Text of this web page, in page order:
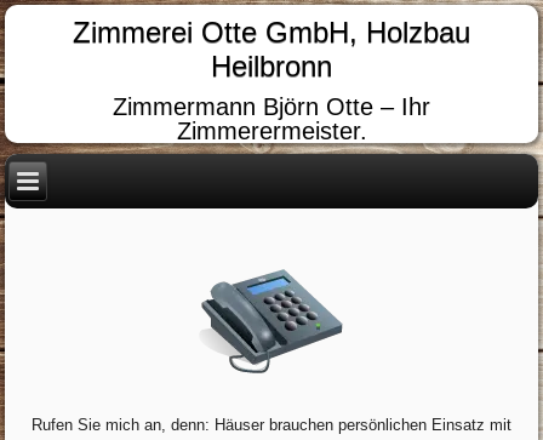
Zimmerei Otte GmbH, Holzbau
Heilbronn
Zimmermann Björn Otte – Ihr
Zimmerermeister.
Rufen Sie mich an, denn: Häuser brauchen persönlichen Einsatz mit